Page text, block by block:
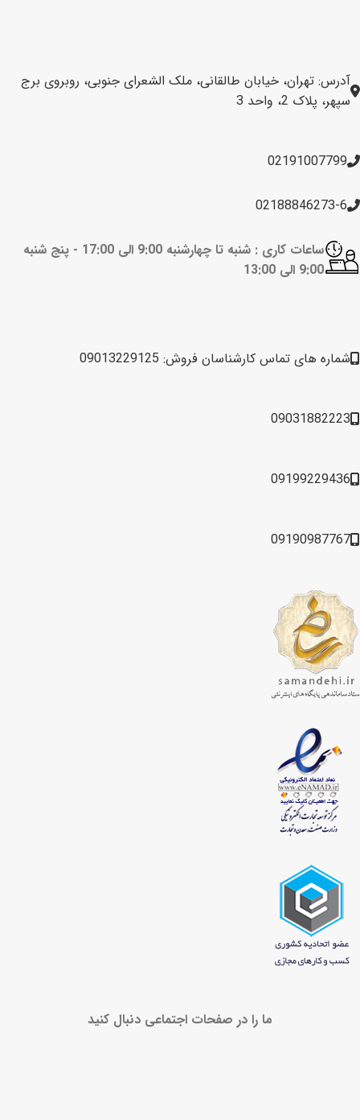
آدرس: تهران، خیابان طالقانی، ملک الشعرای جنوبی، روبروی برج
سپهر، پلاک 2، واحد 3
02191007799
02188846273-6
ساعات کاری : شنبه تا چهارشنبه 9:00 الی 17:00 -
پنج شنبه
9:00 الی 13:00
شماره های تماس کارشناسان فروش: 09013229125
09031882223
09199229436
09190987767
ما را در صفحات اجتماعی دنبال کنید